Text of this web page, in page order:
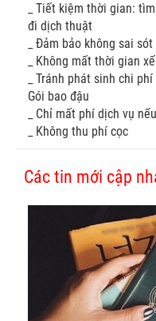
_ Tiết kiệm thời gian:
đi dịch thuật
_ Đảm bảo không sai
_ Không mất thời gian
_ Tránh phát sinh chi
Gói bao đậu
_ Chỉ mất phí dịch vụ
_ Không thu phí cọc
Các tin mới cập